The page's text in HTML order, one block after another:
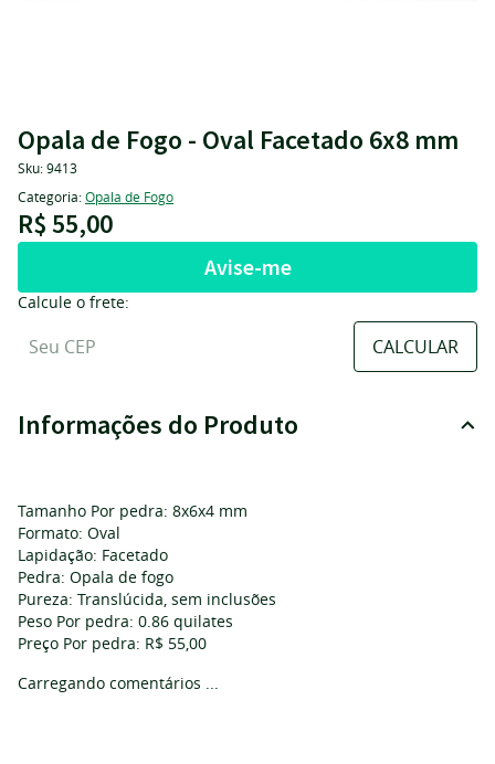
Opala de Fogo - Oval Facetado 6x8 mm
Sku:9413
Categoria:Opala de Fogo
R$ 55,00
Avise-me
Calcule o frete:
Informações do Produto
Tamanho Por pedra: 8x6x4 mm
Formato: Oval
Lapidação: Facetado
Pedra: Opala de fogo
Pureza: Translúcida, sem inclusões
Peso Por pedra: 0.86 quilates
Preço Por pedra: R$ 55,00
Carregando comentários ...